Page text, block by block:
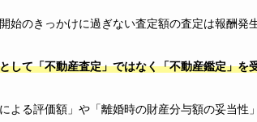
始のきっかけに過ぎない査定額の査定は報酬発
して「不動産査定」ではなく「不動産鑑定」
よる評価額」や「離婚時の財産分与額の妥当性